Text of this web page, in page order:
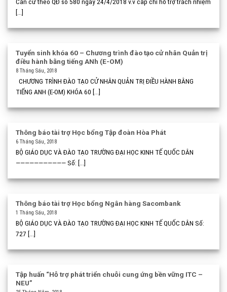
[...]
Tuyển sinh khóa 60 – Chương trình đào tạo cử nhân Quản trị
điều hành bằng tiếng ANh (E-OM)
8 Tháng Sáu, 2018
CHƯƠNG TRÌNH ĐÀO TẠO CỬ NHÂN QUẢN TRỊ ĐIỀU HÀNH BẰNG
TIẾNG ANH (E-OM) KHÓA 60 [...]
Thông báo tài trợ Học bổng Tập đoàn Hòa Phát
6 Tháng Sáu, 2018
BỘ GIÁO DỤC VÀ ĐÀO TẠO TRƯỜNG ĐẠI HỌC KINH TẾ QUỐC DÂN
——————————— Số: [...]
Thông báo tài trợ Học bổng Ngân hàng Sacombank
1 Tháng Sáu, 2018
BỘ GIÁO DỤC VÀ ĐÀO TẠO TRƯỜNG ĐẠI HỌC KINH TẾ QUỐC DÂN Số:
727 [...]
Tập huấn “Hỗ trợ phát triển chuỗi cung ứng bền vững ITC –
NEU”